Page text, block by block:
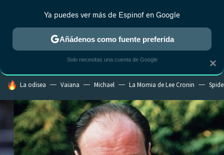
ESTRENOS REALITY ANIME RANKINGS CINE
HOY SE HABLA DE
La odisea Vaiana Michael La Momia de Lee Cronin
×
Ya puedes ver más de Espinof en Google
Añádenos como fuente preferida
Solo necesitas una cuenta de Google